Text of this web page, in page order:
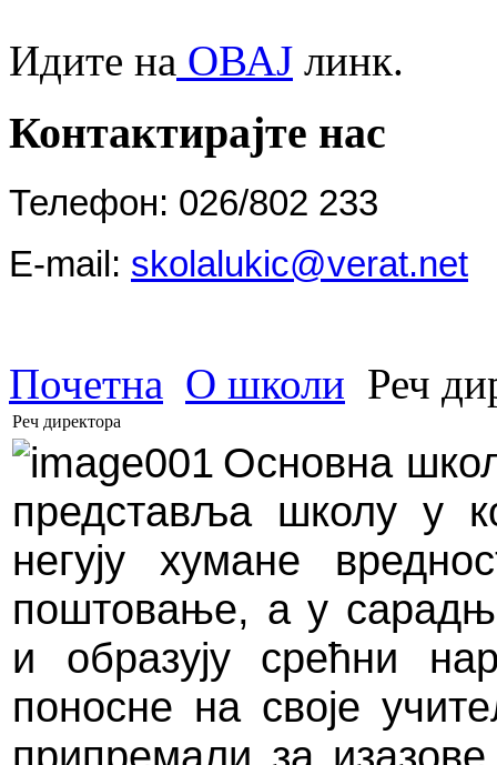
Идите на ОВАЈ линк.
Контактирајте нас
Телефон: 026/802 233
E-mail: skolalukic@verat.net
Почетна О школи Реч
Реч директора
Основна
представља школу у
негују хумане
поштовање, а у
и образују срећни
поносне на своје
припремали за